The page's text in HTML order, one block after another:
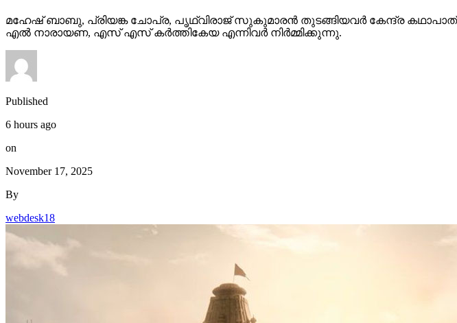
മഹേഷ് ബാബു, പ്രിയങ്ക ചോപ്ര, പൃഥ്വിരാജ് സുകുമാരൻ തുടങ്ങിയവർ കേന്ദ്ര
എൽ നാരായണ, എസ് എസ് കർത്തികേയ എന്നിവർ നിർമ്മിക്കുന്നു.
Published
6 hours ago
on
November 17, 2025
By
webdesk18